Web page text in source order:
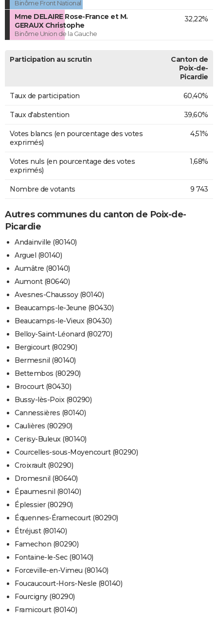
Binôme Front National
Mme DELAIRE Rose-France et M.
GERAUX Christophe
Binôme Union de la Gauche
32,22%
Participation au scrutin
Canton de
Poix-de-
Picardie
Taux de participation 60,40%
Taux d'abstention 39,60%
Votes blancs (en pourcentage des votes
exprimés)
4,51%
Votes nuls (en pourcentage des votes
exprimés)
1,68%
Nombre de votants 9 743
Autres communes du canton de Poix-de-
Picardie
Andainville (80140)
Arguel (80140)
Aumâtre (80140)
Aumont (80640)
Avesnes-Chaussoy (80140)
Beaucamps-le-Jeune (80430)
Beaucamps-le-Vieux (80430)
Belloy-Saint-Léonard (80270)
Bergicourt (80290)
Bermesnil (80140)
Bettembos (80290)
Brocourt (80430)
Bussy-lès-Poix (80290)
Cannessières (80140)
Caulières (80290)
Cerisy-Buleux (80140)
Courcelles-sous-Moyencourt (80290)
Croixrault (80290)
Dromesnil (80640)
Épaumesnil (80140)
Éplessier (80290)
Équennes-Éramecourt (80290)
Étréjust (80140)
Famechon (80290)
Fontaine-le-Sec (80140)
Forceville-en-Vimeu (80140)
Foucaucourt-Hors-Nesle (80140)
Fourcigny (80290)
Framicourt (80140)